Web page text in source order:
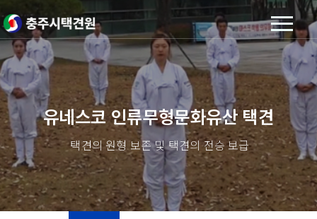
유네스코 인류무형문화유산 택견
택견의 원형 보존 및 택견의 전승 보급